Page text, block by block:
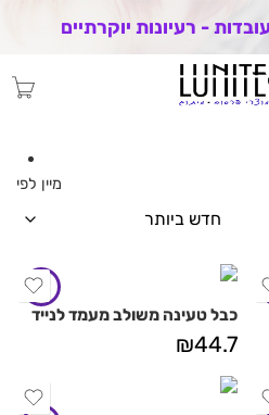
- רעיונות יוקרתיים
מיין לפי
כבל טעינה משולב מעמד לנייד
₪44.7